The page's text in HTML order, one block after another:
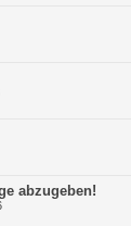
abzugeben!